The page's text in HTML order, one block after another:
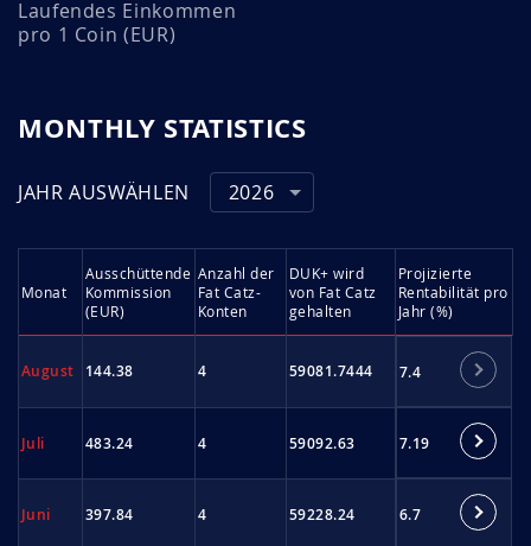
Laufendes Einkommen
pro 1 Coin (EUR)
MONTHLY STATISTICS
JAHR AUSWÄHLEN 2026
Monat
Ausschüttende
Kommission
(EUR)
Anzahl der
Fat Catz-
Konten
DUK+ wird
von Fat Catz
gehalten
Projizierte
Rentabilität pro
Jahr (%)
August 144.38 4 59081.7444 7.4
Juli 483.24 4 59092.63 7.19
Juni 397.84 4 59228.24 6.7